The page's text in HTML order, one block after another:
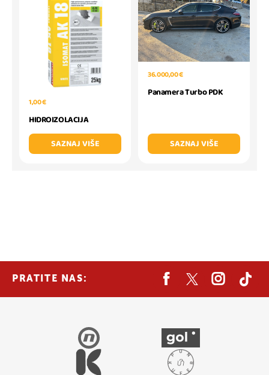
1,00 €
HIDROIZOLACIJA
SAZNAJ VIŠE
36.000,00 €
Panamera Turbo PDK
SAZNAJ VIŠE
PRATITE NAS: